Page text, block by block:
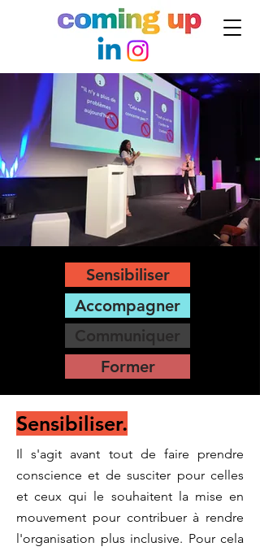
Sensibiliser
Accompagner
Communiquer
Former
Sensibiliser.
Il s'agit avant tout de faire prendre
conscience et de susciter pour celles
et ceux qui le souhaitent la mise en
mouvement pour contribuer à rendre
l'organisation plus inclusive. Pour cela